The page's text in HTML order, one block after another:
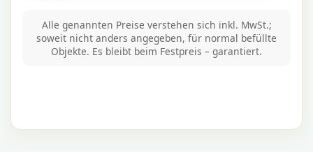
Alle genannten Preise verstehen sich inkl. MwSt.;
soweit nicht anders angegeben, für normal befüllte
Objekte. Es bleibt beim Festpreis – garantiert.